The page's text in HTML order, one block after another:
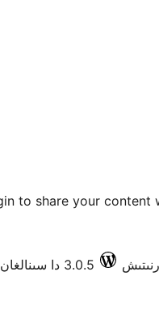
to share your
3.0.5 دا سىنالغان